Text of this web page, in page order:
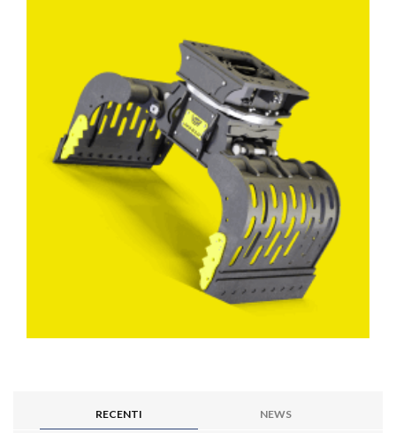
RECENTI NEWS